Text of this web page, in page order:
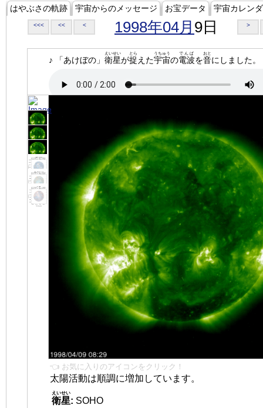
はやぶさの軌跡 宇宙からのメッセージ お宝データ 宇宙カレン
<<< << < 1998年04月 9日 >
♪ 「あけぼの」 衛星
えいせい
が捉
とら
えた宇宙
うちゅう
の電波
でんぱ
を音
おと
にしました。
👈 お気に入りのアイコンをクリック！
太陽活動は順調に増加しています。
衛星
えいせい
: SOHO